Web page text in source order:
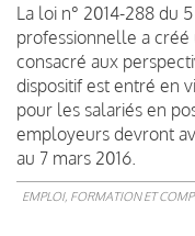
La loi n° 2014-288 du
professionnelle a
consacré aux
dispositif est entré en
pour les salariés en
employeurs devront
au 7 mars 2016.
EMPLOI, FORMATION ET